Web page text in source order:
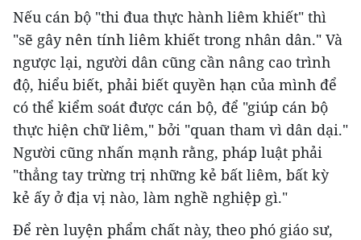
Nếu cán bộ "thi đua thực hành liêm khiết" thì
"sẽ gây nên tính liêm khiết trong nhân dân." Và
ngược lại, người dân cũng cần nâng cao trình
độ, hiểu biết, phải biết quyền hạn của mình để
có thể kiểm soát được cán bộ, để "giúp cán bộ
thực hiện chữ liêm," bởi "quan tham vì dân dại."
Người cũng nhấn mạnh rằng, pháp luật phải
"thẳng tay trừng trị những kẻ bất liêm, bất kỳ
kẻ ấy ở địa vị nào, làm nghề nghiệp gì."
Để rèn luyện phẩm chất này, theo phó giáo sư,